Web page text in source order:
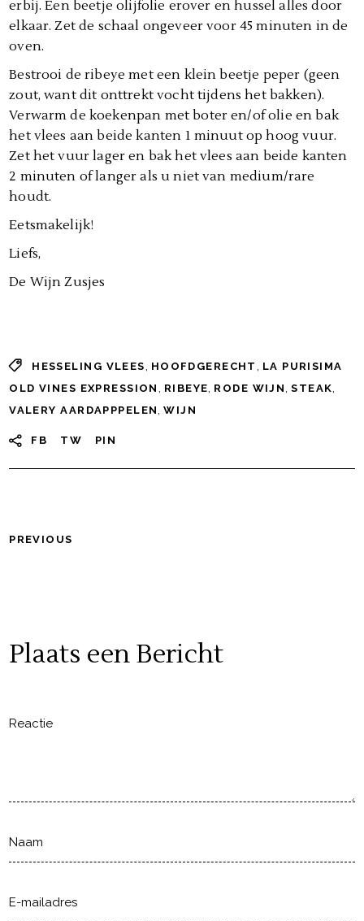
erbij. Een beetje olijfolie erover en hussel alles door
elkaar. Zet de schaal ongeveer voor 45 minuten in de
oven.
Bestrooi de ribeye met een klein beetje peper (geen
zout, want dit onttrekt vocht tijdens het bakken).
Verwarm de koekenpan met boter en/of olie en bak
het vlees aan beide kanten 1 minuut op hoog vuur.
Zet het vuur lager en bak het vlees aan beide kanten
2 minuten of langer als u niet van medium/rare
houdt.
Eetsmakelijk!
Liefs,
De Wijn Zusjes
HESSELING VLEES, HOOFDGERECHT , LA PURISIMA
OLD VINES EXPRESSION , RIBEYE, RODE WIJN,STEAK,
VALERY AARDAPPPELEN,WIJN
FB TW PIN
PREVIOUS
Plaats een Bericht